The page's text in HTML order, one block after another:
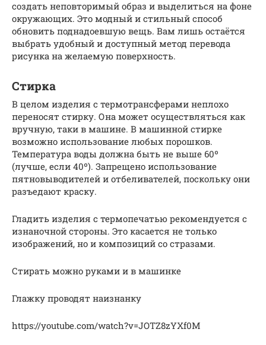
создать неповторимый образ и выделиться на фоне
окружающих. Это модный и стильный способ
обновить поднадоевшую вещь. Вам лишь остаётся
выбрать удобный и доступный метод перевода
рисунка на желаемую поверхность.
Стирка
В целом изделия с термотрансферами неплохо
переносят стирку. Она может осуществляться как
вручную, таки в машине. В машинной стирке
возможно использование любых порошков.
Температура воды должна быть не выше 60º
(лучше, если 40º). Запрещено использование
пятновыводителей и отбеливателей, поскольку они
разъедают краску.
Гладить изделия с термопечатью рекомендуется с
изнаночной стороны. Это касается не только
изображений, но и композиций со стразами.
Стирать можно руками и в машинке
Глажку проводят наизнанку
https://youtube.com/watch?v=JOTZ8zYXf0M